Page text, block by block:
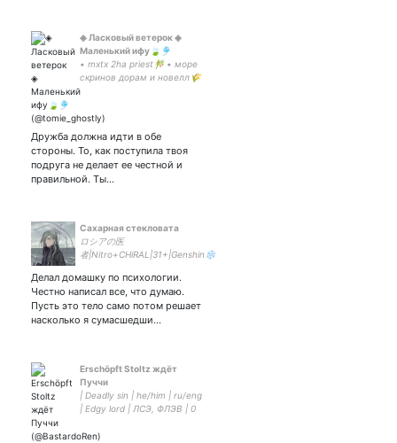
◈ Ласковый ветерок ◈
Маленький ифу🍃🎐
• mxtx 2ha priest🎋 • море
скринов дорам и новелл🌾
• ифу для и •Внук •
Дружба должна идти в обе
стороны. То, как поступила твоя
подруга не делает ее честной и
правильной. Ты…
Сахарная стекловата
ロシアの医
者|Nitro+CHiRAL|31+|Genshin❄️
Делал домашку по психологии.
Честно написал все, что думаю.
Пусть это тело само потом решает
насколько я сумасшедши…
Erschöpft Stoltz ждёт
Пуччи
| Deadly sin | he/him | ru/eng
| Edgy lord | ЛСЭ, ФЛЭВ | 0
самовозгорание |